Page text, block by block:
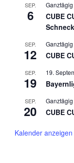
SEP.
6
Ganztägig
CUBE
SEP.
12
Ganztägig
CUBE
SEP.
19
19.
SEP.
20
Ganztägig
CUBE
Kalender anzeigen